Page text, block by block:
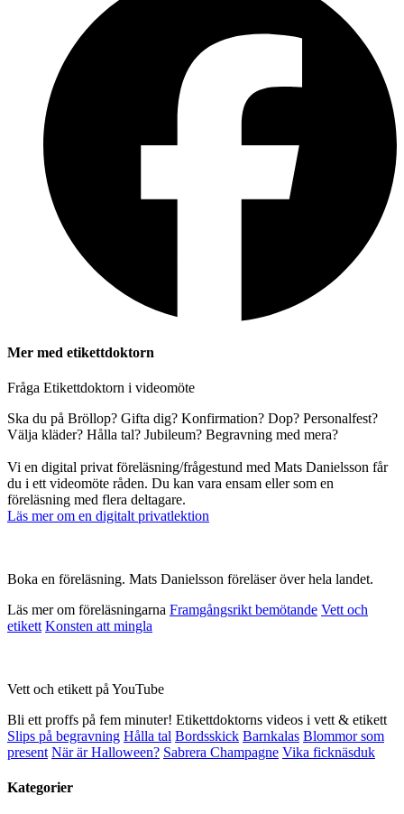
Mer med etikettdoktorn
Fråga Etikettdoktorn i videomöte
Ska du på Bröllop? Gifta dig? Konfirmation? Dop? Personalfest?
Välja kläder? Hålla tal? Jubileum? Begravning med mera?
Vi en digital privat föreläsning/frågestund med Mats Danielsson får
du i ett videomöte råden. Du kan vara ensam eller som en
föreläsning med flera deltagare.
Läs mer om en digitalt privatlektion
Boka en föreläsning. Mats Danielsson föreläser över hela landet.
Läs mer om föreläsningarna Framgångsrikt bemötande Vett och
etikett Konsten att mingla
Vett och etikett på YouTube
Bli ett proffs på fem minuter! Etikettdoktorns videos i vett & etikett
Slips på begravning Hålla tal Bordsskick Barnkalas Blommor som
present När är Halloween? Sabrera Champagne Vika ficknäsduk
Kategorier